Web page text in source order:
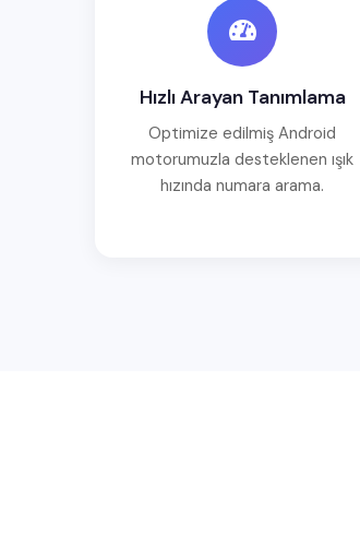
Hızlı Arayan Tanımlama
Optimize edilmiş Android
motorumuzla desteklenen ışık
hızında numara arama.